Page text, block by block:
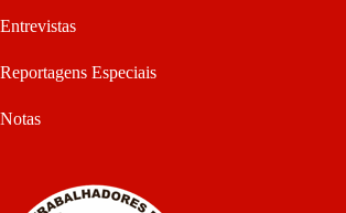
Entrevistas
Reportagens Especiais
Notas